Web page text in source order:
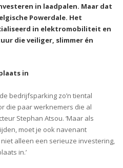
in laadpalen. Maar dat
Powerdale. Het
in elektromobiliteit en
die veiliger, slimmer én
in
bedrijfsparking zo’n tiental
die paar werknemers die al
Stephan Atsou. ‘Maar als
moet je ook navenant
alleen een serieuze investering,
in.’